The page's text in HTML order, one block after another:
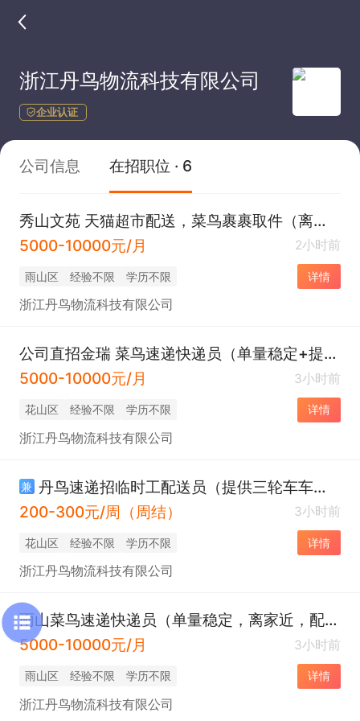
浙江丹鸟物流科技有限公司
企业认证
公司信息 在招职位 · 6
秀山文苑 天猫超市配送，菜鸟裹裹取件（离家近+工资高+配车）
5000-10000元/月
2小时前
雨山区 经验不限 学历不限 详情
浙江丹鸟物流科技有限公司
公司直招金瑞 菜鸟速递快递员（单量稳定+提供车+工资高+就近安排
5000-10000元/月
3小时前
花山区 经验不限 学历不限 详情
浙江丹鸟物流科技有限公司
兼
丹鸟速递招临时工配送员（提供三轮车车）就近安排
200-300元/周（周结）
3小时前
花山区 经验不限 学历不限 详情
浙江丹鸟物流科技有限公司
雨山菜鸟速递快递员（单量稳定，离家近，配车）
5000-10000元/月
3小时前
雨山区 经验不限 学历不限 详情
浙江丹鸟物流科技有限公司